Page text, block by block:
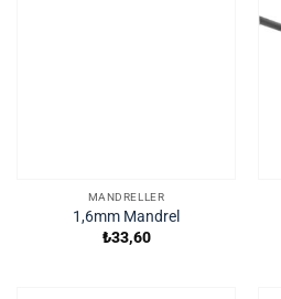
MANDRELLER
1,6mm Mandrel
₺33,60